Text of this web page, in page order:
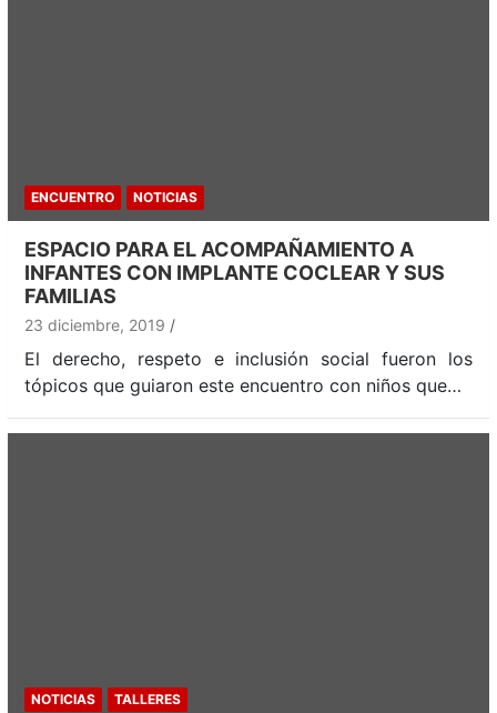
ENCUENTRO NOTICIAS
ESPACIO PARA EL ACOMPAÑAMIENTO A
INFANTES CON IMPLANTE COCLEAR Y SUS
FAMILIAS
23 diciembre, 2019
El derecho, respeto e inclusión social fueron los
tópicos que guiaron este encuentro con niños que…
NOTICIAS TALLERES